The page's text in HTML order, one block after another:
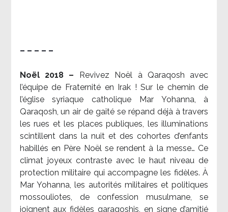
– – – – –
Noël 2018 –
Revivez Noël à Qaraqosh avec
l’équipe de Fraternité en Irak ! Sur le chemin de
l’église syriaque catholique Mar Yohanna, à
Qaraqosh, un air de gaité se répand déjà à travers
les rues et les places publiques, les illuminations
scintillent dans la nuit et des cohortes d’enfants
habillés en Père Noël se rendent à la messe… Ce
climat joyeux contraste avec le haut niveau de
protection militaire qui accompagne les fidèles. À
Mar Yohanna, les autorités militaires et politiques
mossouliotes, de confession musulmane, se
joignent aux fidèles qaraqoshis, en signe d’amitié